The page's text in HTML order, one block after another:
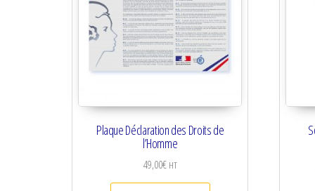
Plaque Déclaration des Droits de
l’Homme
49,00€ HT